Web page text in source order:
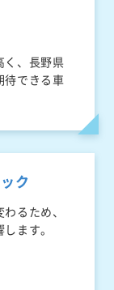
く、長野県
待できる車
ク
るため、
ます。